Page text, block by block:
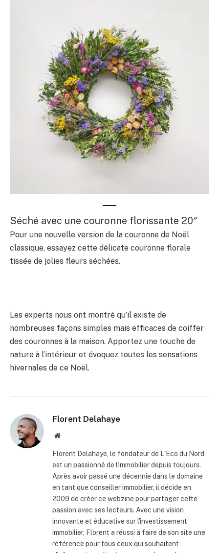
Séché avec une couronne florissante 20″
Pour une nouvelle version de la couronne de Noël
classique, essayez cette délicate couronne florale
tissée de jolies fleurs séchées.
Les experts nous ont montré qu’il existe de
nombreuses façons simples mais efficaces de coiffer
des couronnes à la maison. Apportez une touche de
nature à l’intérieur et évoquez toutes les sensations
hivernales de ce Noël.
Florent Delahaye
Site
Florent Delahaye, le fondateur de L'Eco du Nord,
est un passionné de l'immobilier depuis toujours.
Après avoir passé une décennie dans le domaine
en tant que conseiller immobilier, il décide en
2009 de créer ce webzine pour partager cette
passion avec ses lecteurs. Avec une vision
innovante et éducative sur l'investissement
immobilier, Florent a réussi à faire de son site une
référence pour tous ceux qui souhaitent